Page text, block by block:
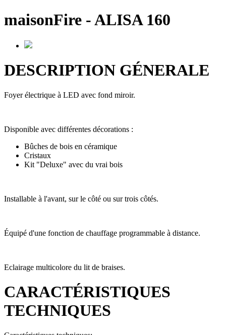
maisonFire -ALISA 160
DESCRIPTION GÉNERALE
Foyer électrique à LED avec fond miroir.
Disponible avec différentes décorations :
Bûches de bois en céramique
Cristaux
Kit "Deluxe" avec du vrai bois
Installable à l'avant, sur le côté ou sur trois côtés.
Équipé d'une fonction de chauffage programmable à distance.
Eclairage multicolore du lit de braises.
CARACTÉRISTIQUES
TECHNIQUES